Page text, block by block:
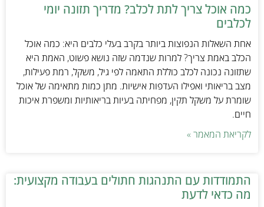
כמה אוכל צריך לתת לכלב? מדריך תזונה יומי
לכלבים
אחת השאלות הנפוצות ביותר בקרב בעלי כלבים היא: כמה אוכל
הכלב באמת צריך? למרות שנדמה שזה נושא פשוט, האמת היא
שתזונה נכונה לכלב כוללת התאמה לפי גיל, משקל, רמת פעילות,
מצב בריאותי ואפילו העדפות אישיות. מתן כמות מתאימה של אוכל
שומרת על משקל תקין, מפחיתה בעיות בריאותיות ומשפרת איכות
חיים.
לקריאת המאמר »
התמודדות עם התנהגות חתולים בעבודה מקצועית:
מה כדאי לדעת